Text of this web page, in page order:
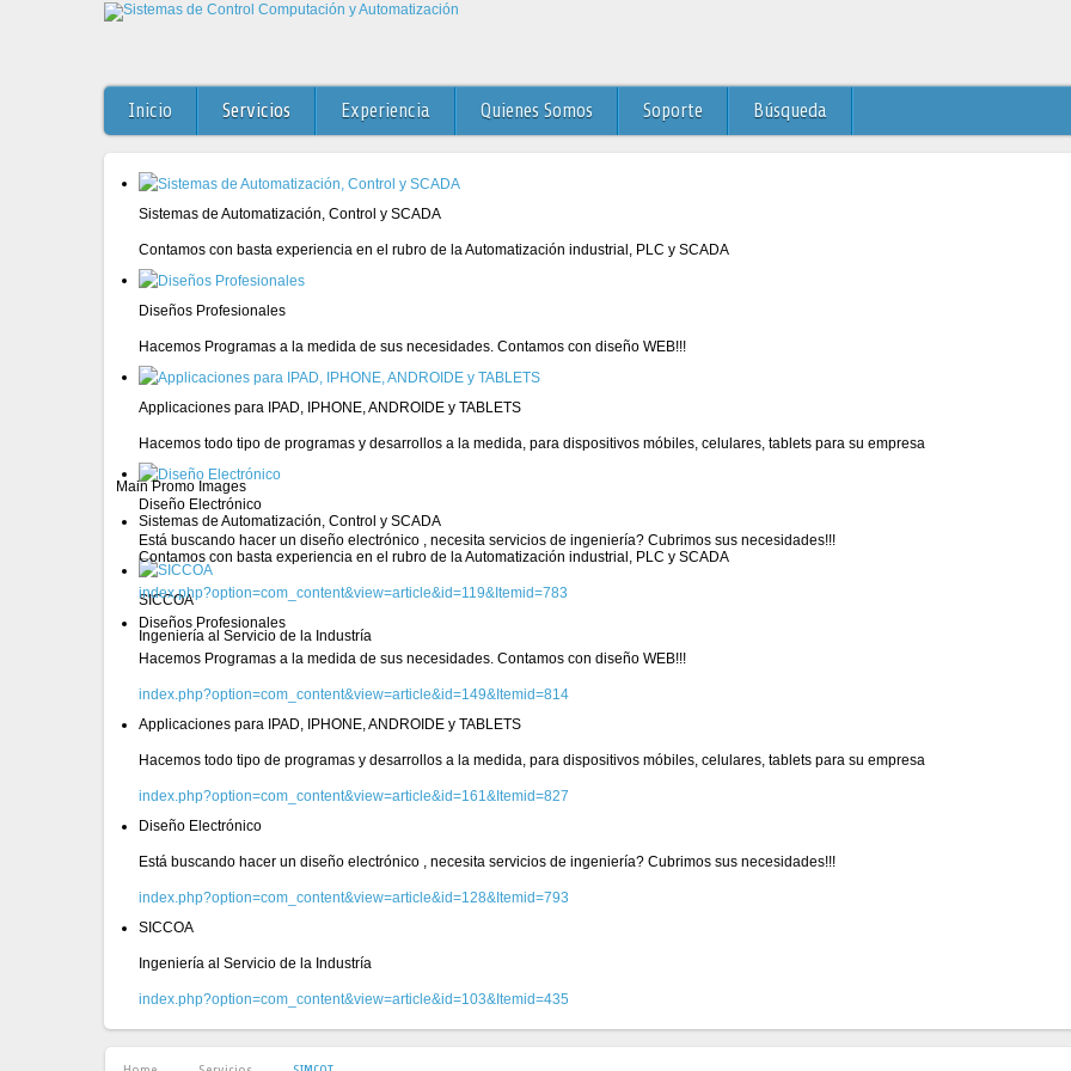
Inicio Servicios Experiencia Quienes Somos Soporte Búsqueda
Sistemas de Automatización, Control y SCADA
Contamos con basta experiencia en el rubro de la Automatización industrial, PLC y SCADA
Diseños Profesionales
Hacemos Programas a la medida de sus necesidades. Contamos con diseño WEB!!!
Applicaciones para IPAD, IPHONE, ANDROIDE y TABLETS
Hacemos todo tipo de programas y desarrollos a la medida, para dispositivos móbiles, celulares, tablets para su empresa
Diseño Electrónico
Está buscando hacer un diseño electrónico , necesita servicios de ingeniería? Cubrimos sus necesidades!!!
SICCOA
Ingeniería al Servicio de la Industría
Main Promo Images
Sistemas de Automatización, Control y SCADA
Contamos con basta experiencia en el rubro de la Automatización industrial, PLC y SCADA
index.php?option=com_content&view=article&id=119&Itemid=783
Diseños Profesionales
Hacemos Programas a la medida de sus necesidades. Contamos con diseño WEB!!!
index.php?option=com_content&view=article&id=149&Itemid=814
Applicaciones para IPAD, IPHONE, ANDROIDE y TABLETS
Hacemos todo tipo de programas y desarrollos a la medida, para dispositivos móbiles, celulares, tablets para su empresa
index.php?option=com_content&view=article&id=161&Itemid=827
Diseño Electrónico
Está buscando hacer un diseño electrónico , necesita servicios de ingeniería? Cubrimos sus necesidades!!!
index.php?option=com_content&view=article&id=128&Itemid=793
SICCOA
Ingeniería al Servicio de la Industría
index.php?option=com_content&view=article&id=103&Itemid=435